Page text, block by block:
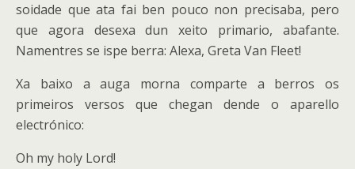
soidade que ata fai ben pouco non precisaba, pero
que agora desexa dun xeito primario, abafante.
Namentres se ispe berra: Alexa, Greta Van Fleet!
Xa baixo a auga morna comparte a berros os
primeiros versos que chegan dende o aparello
electrónico:
Oh my holy Lord!